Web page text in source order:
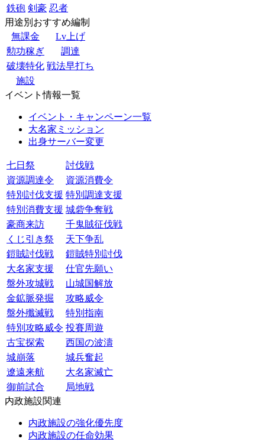
鉄砲 剣豪 忍者
用途別おすすめ編制
無課金
Lv上げ
勲功稼ぎ
調達
破壊特化 戦法早打ち
施設
イベント情報一覧
イベント・キャンペーン一覧
大名家ミッション
出身サーバー変更
七日祭
討伐戦
資源調達令
資源消費令
特別討伐支援 特別調達支援
特別消費支援 城砦争奪戦
豪商来訪
千鬼賊征伐戦
くじ引き祭
天下争乱
鎧賊討伐戦
鎧賊特別討伐
大名家支援
仕官先願い
盤外攻城戦
山城国解放
金鉱脈発掘
攻略威令
盤外殲滅戦
特別指南
特別攻略威令 投賽周遊
古宝探索
西国の波濤
城崩落
城兵奮起
遼遠来航
大名家滅亡
御前試合
局地戦
内政施設関連
内政施設の強化優先度
内政施設の任命効果